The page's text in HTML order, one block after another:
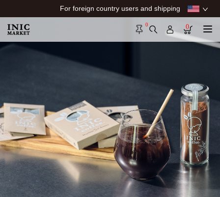
For foreign country users and shipping
0 0